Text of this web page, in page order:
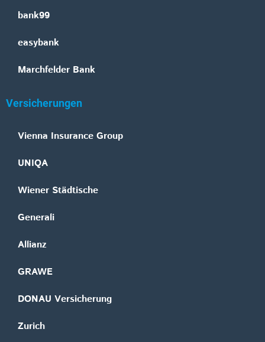
bank99
easybank
Marchfelder Bank
Versicherungen
Vienna Insurance Group
UNIQA
Wiener Städtische
Generali
Allianz
GRAWE
DONAU Versicherung
Zurich